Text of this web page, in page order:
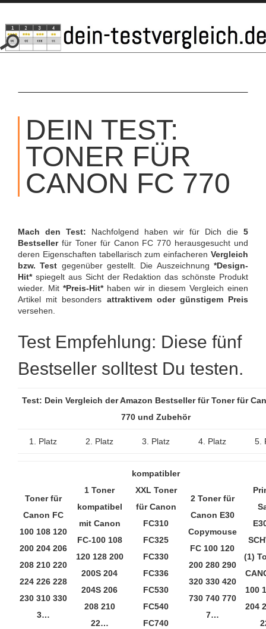
SKIP
CONTENT
DEIN TEST:
TONER FÜR
CANON FC 770
Mach den Test: Nachfolgend haben wir für Dich die 5
Bestsellerfür Toner für Canon FC 770 herausgesucht und
deren Eigenschaften tabellarisch zum einfacheren Vergleich
bzw. Test gegenüber gestellt. Die Auszeichnung*Design-
Hit*spiegelt aus Sicht der Redaktion das schönste Produkt
wieder. Mit *Preis-Hit*haben wir in diesem Vergleich einen
Artikel mit besonders attraktivem oder günstigem Preis
versehen.
Test Empfehlung: Diese fünf
Bestseller solltest Du testen.
Test: Dein Vergleich der Amazon Bestseller für Toner für
770 und Zubehör
1. Platz 2. Platz 3. Platz 4. Platz 5.
Toner für
Canon FC
100 108 120
200 204 206
208 210 220
224 226 228
230 310 330
3…
1 Toner
kompatibel
mit Canon
FC-100 108
120 128 200
200S 204
204S 206
208 210
22…
kompatibler
XXL Toner
für Canon
FC310
FC325
FC330
FC336
FC530
FC540
FC740
2 Toner für
Canon E30
Copymouse
FC 100 120
200 280 290
320 330 420
730 740 770
7…
(1)
100
204